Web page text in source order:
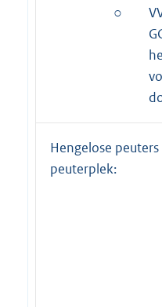
○
Hengelose
peuterplek: